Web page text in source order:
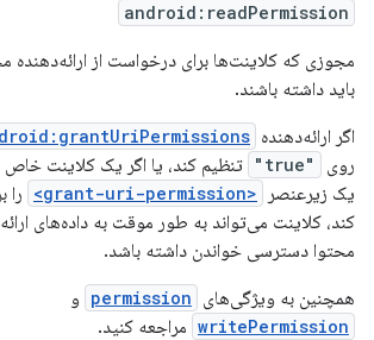
android:readPermission
مجوزی که کلاینت‌ها برای درخواست از ارائه‌دهنده
باید داشته باشند.
اگر ارائه‌دهنده
روی "true"
تنظیم کند، یا اگر یک کلاینت
یک زیرعنصر
<grant-uri-permission>
را
کند، کلاینت می‌تواند به طور موقت به داده‌های
محتوا دسترسی خواندن داشته باشد.
همچنین به ویژگی‌های permission و
writePermission مراجعه کنید.